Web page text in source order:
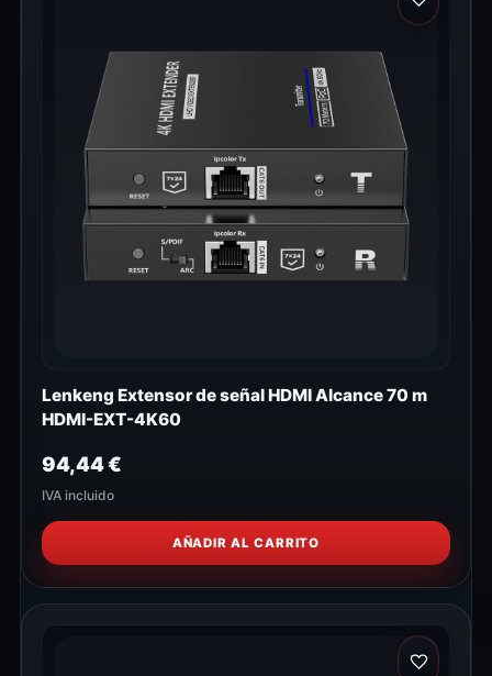
Lenkeng Extensor de señal HDMI Alcance 70 m
HDMI-EXT-4K60
94,44€
IVA incluido
AÑADIR AL CARRITO